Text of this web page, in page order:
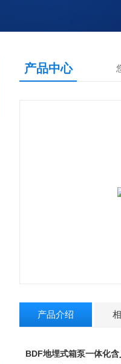
产品中心
产品介绍
BDF地埋式箱泵一体化含